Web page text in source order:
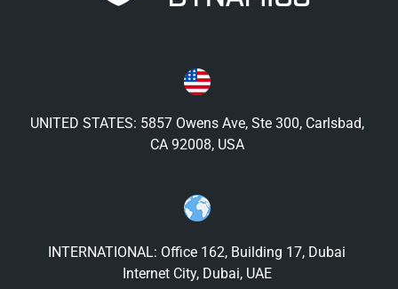
UNITED STATES: 5857 Owens Ave, Ste 300, Carlsbad,
CA 92008, USA
INTERNATIONAL: Office 162, Building 17, Dubai
Internet City, Dubai, UAE